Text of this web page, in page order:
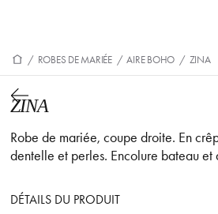
/ ROBES DE MARIÉE / AIRE BOHO / ZINA
ZINA
Robe de mariée, coupe droite. En
dentelle et perles. Encolure bateau et
DÉTAILS DU PRODUIT